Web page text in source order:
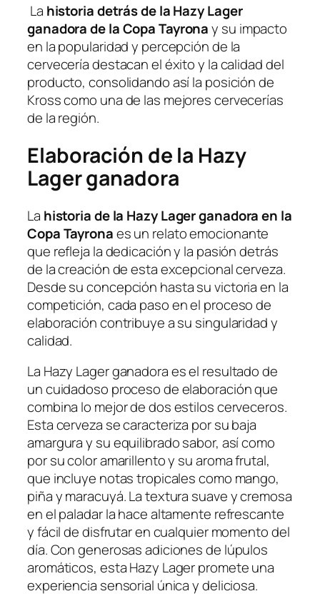
La historia detrás de la Hazy Lager
ganadora de la Copa Tayronay su impacto
en la popularidad y percepción de la
cervecería destacan el éxito y la calidad del
producto, consolidando así la posición de
Kross como una de las mejores cervecerías
de la región.
Elaboración de la Hazy
Lager ganadora
La historia de la Hazy Lager ganadora en la
Copa Tayronaes un relato emocionante
que refleja la dedicación y la pasión detrás
de la creación de esta excepcional cerveza.
Desde su concepción hasta su victoria en la
competición, cada paso en el proceso de
elaboración contribuye a su singularidad y
calidad.
La Hazy Lager ganadora es el resultado de
un cuidadoso proceso de elaboración que
combina lo mejor de dos estilos cerveceros.
Esta cerveza se caracteriza por su baja
amargura y su equilibrado sabor, así como
por su color amarillento y su aroma frutal,
que incluye notas tropicales como mango,
piña y maracuyá. La textura suave y cremosa
en el paladar la hace altamente refrescante
y fácil de disfrutar en cualquier momento del
día. Con generosas adiciones de lúpulos
aromáticos, esta Hazy Lager promete una
experiencia sensorial única y deliciosa.